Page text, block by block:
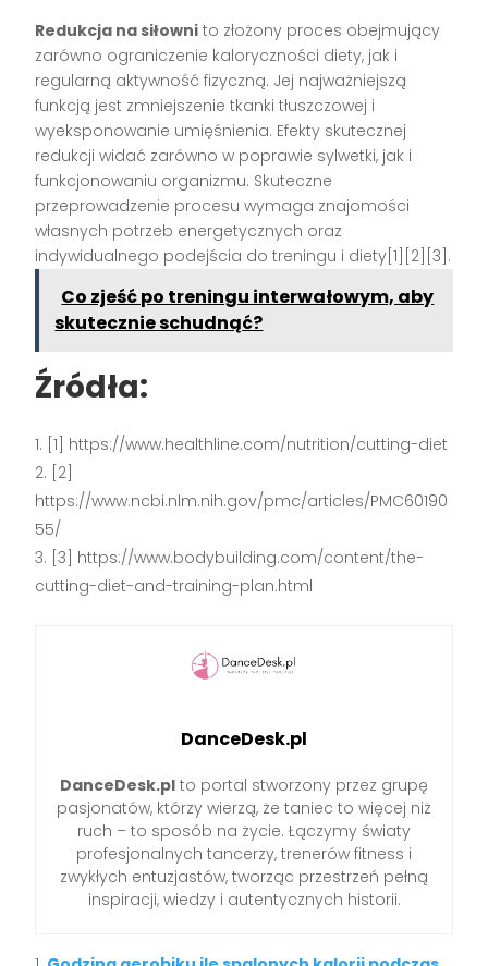
Redukcja na siłowni to złożony proces obejmujący
zarówno ograniczenie kaloryczności diety, jak i
regularną aktywność fizyczną. Jej najważniejszą
funkcją jest zmniejszenie tkanki tłuszczowej i
wyeksponowanie umięśnienia. Efekty skutecznej
redukcji widać zarówno w poprawie sylwetki, jak i
funkcjonowaniu organizmu. Skuteczne
przeprowadzenie procesu wymaga znajomości
własnych potrzeb energetycznych oraz
indywidualnego podejścia do treningu i diety[1][2][3].
Co zjeść po treningu interwałowym, aby
skutecznie schudnąć?
Źródła:
[1] https://www.healthline.com/nutrition/cutting-diet
[2]
https://www.ncbi.nlm.nih.gov/pmc/articles/PMC60190
55/
[3] https://www.bodybuilding.com/content/the-
cutting-diet-and-training-plan.html
DanceDesk.pl
DanceDesk.pl to portal stworzony przez grupę
pasjonatów, którzy wierzą, że taniec to więcej niż
ruch – to sposób na życie. Łączymy światy
profesjonalnych tancerzy, trenerów fitness i
zwykłych entuzjastów, tworząc przestrzeń pełną
inspiracji, wiedzy i autentycznych historii.